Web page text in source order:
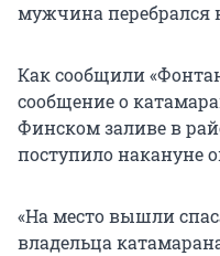
мужчина перебрался
Как сообщили
сообщение о
Финском заливе в
поступило накануне
«На место вышли
владельца